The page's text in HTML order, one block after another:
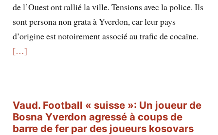
de l’Ouest ont rallié la ville. Tensions avec la police. Ils
sont persona non grata à Yverdon, car leur pays
d’origine est notoirement associé au trafic de cocaïne.
[…]
–
Vaud. Football « suisse »: Un joueur de
Bosna Yverdon agressé à coups de
barre de fer par des joueurs kosovars